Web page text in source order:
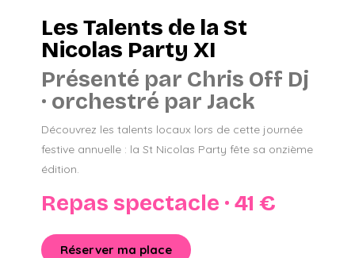
Les Talents de la St
Nicolas Party XI
Présenté par Chris Off Dj
· orchestré par Jack
Découvrez les talents locaux lors de cette journée
festive annuelle : la St Nicolas Party fête sa onzième
édition.
Repas spectacle · 41 €
Réserver ma place